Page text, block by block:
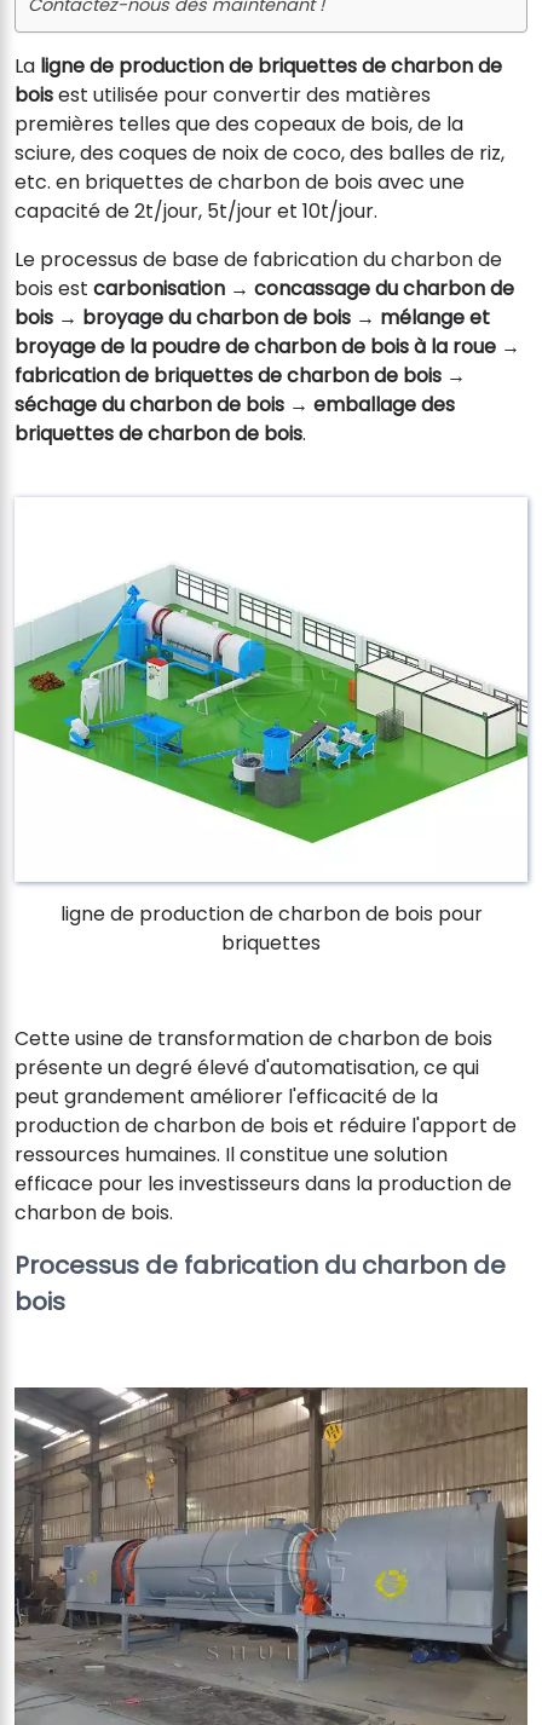
La ligne de production de briquettes de charbon de
boisest utilisée pour convertir des matières
premières telles que des copeaux de bois, de la
sciure, des coques de noix de coco, des balles de riz,
etc. en briquettes de charbon de bois avec une
capacité de 2t/jour, 5t/jour et 10t/jour.
Le processus de base de fabrication du charbon de
bois est carbonisation → concassage du charbon de
bois → broyage du charbon de bois → mélange et
broyage de la poudre de charbon de bois à la roue →
fabrication de briquettes de charbon de bois →
séchage du charbon de bois → emballage des
briquettes de charbon de bois.
ligne de production de charbon de bois pour
briquettes
Cette usine de transformation de charbon de bois
présente un degré élevé d'automatisation, ce qui
peut grandement améliorer l'efficacité de la
production de charbon de bois et réduire l'apport de
ressources humaines. Il constitue une solution
efficace pour les investisseurs dans la production de
charbon de bois.
Processus de fabrication du charbon de
bois